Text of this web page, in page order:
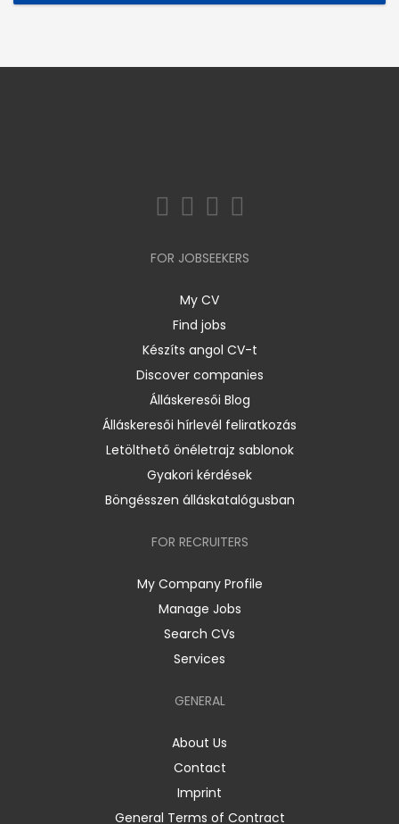
FOR JOBSEEKERS
My CV
Find jobs
Készíts angol CV-t
Discover companies
Álláskeresői Blog
Álláskeresői hírlevél feliratkozás
Letölthető önéletrajz sablonok
Gyakori kérdések
Böngésszen álláskatalógusban
FOR RECRUITERS
My Company Profile
Manage Jobs
Search CVs
Services
GENERAL
About Us
Contact
Imprint
General Terms of Contract